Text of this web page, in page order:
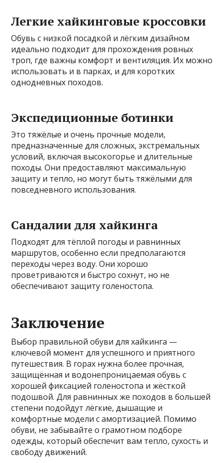
Легкие хайкинговые кроссовки
Обувь с низкой посадкой и лёгким дизайном
идеально подходит для прохождения ровных
троп, где важны комфорт и вентиляция. Их можно
использовать и в парках, и для коротких
однодневных походов.
Экспедиционные ботинки
Это тяжёлые и очень прочные модели,
предназначенные для сложных, экстремальных
условий, включая высокогорье и длительные
походы. Они предоставляют максимальную
защиту и тепло, но могут быть тяжёлыми для
повседневного использования.
Сандалии для хайкинга
Подходят для тёплой погоды и равнинных
маршрутов, особенно если предполагаются
переходы через воду. Они хорошо
проветриваются и быстро сохнут, но не
обеспечивают защиту голеностопа.
Заключение
Выбор правильной обуви для хайкинга —
ключевой момент для успешного и приятного
путешествия. В горах нужна более прочная,
защищённая и водонепроницаемая обувь с
хорошей фиксацией голеностопа и жёсткой
подошвой. Для равнинных же походов в большей
степени подойдут лёгкие, дышащие и
комфортные модели с амортизацией. Помимо
обуви, не забывайте о грамотном подборе
одежды, который обеспечит вам тепло, сухость и
свободу движений.